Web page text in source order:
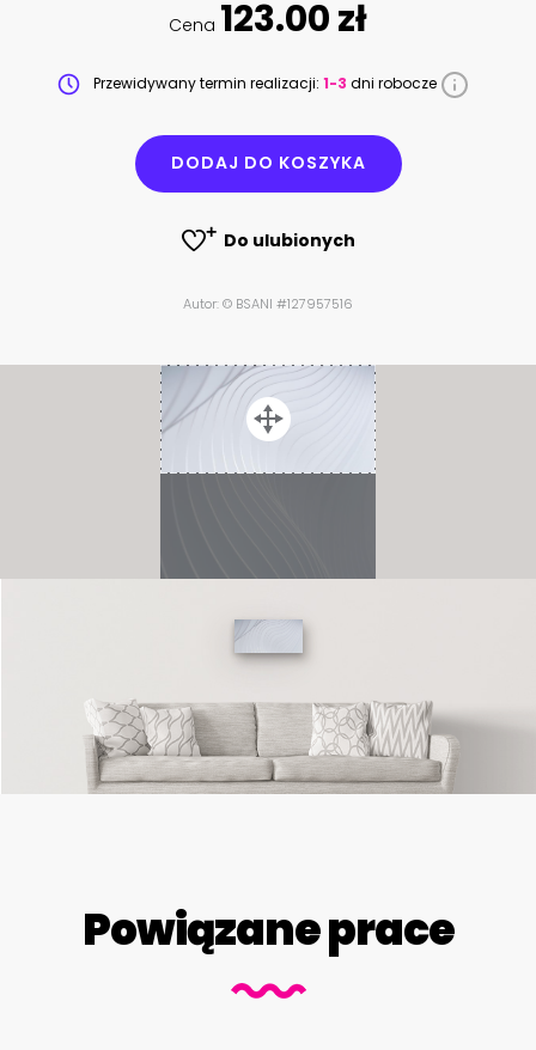
Cena 123.00 zł
Przewidywany termin realizacji: 1-3 dni robocze
DODAJ DO KOSZYKA
Do ulubionych
Autor: © BSANI #127957516
Powiązane prace